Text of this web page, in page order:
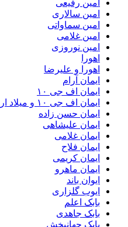
امین رفیعی
امین سالاری
امین سماواتی
امین غلامی
امین نوروزی
اهورا
اهورا و علیرضا
ایمان آرام
ایمان اف جی ۱۰
ایمان اف جی ۱۰ و میلاد ار اف
ایمان حسن زاده
ایمان علیشاهی
ایمان غلامی
ایمان فلاح
ایمان کریمی
ایمان ماهرو
ایوان باند
ایوب گلزاری
بابک اعلم
بابک جاهدی
بابک جهانبخش